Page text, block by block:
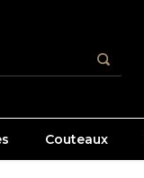
Couteaux